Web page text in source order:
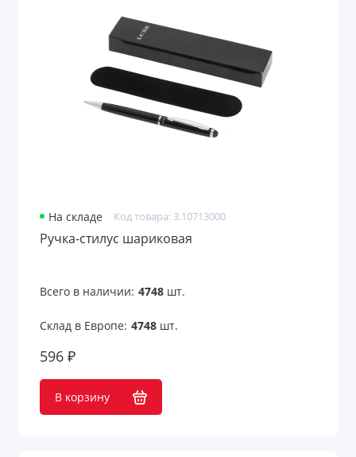
На складе Код товара: 3.10713000
Ручка-стилус шариковая
Всего в наличии: 4748шт.
Склад в Европе: 4748шт.
596 ₽
В корзину